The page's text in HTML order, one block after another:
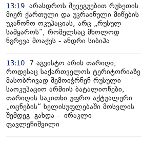
13:19 არასდროს შევეგუებით რუსეთის
მიერ ქართული და უკრაინული მიწების
უკანონო ოკუპაციას, არც „რუსულ
სამყაროს“, რომელსაც მხოლოდ
ნგრევა მოაქვს - ანდრი სიბიჰა
13:10
7 აგვისტო არის თარიღი,
როდესაც საქართველოს ტერიტორიაზე
მასობრივად შემოიჭრნენ რუსული
საოკუპაციო არმიის ბატალიონები,
თარიღის საკითხი უფრო აქტუალური
„ოცნების“ ხელისუფლებაში მოსვლის
შემდეგ გახდა - ირაკლი
ფავლენიშვილი